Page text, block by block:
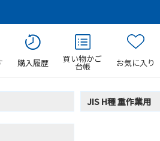
購入履歴 買い物かご
台帳 お気に入り
JIS H種 重作業用